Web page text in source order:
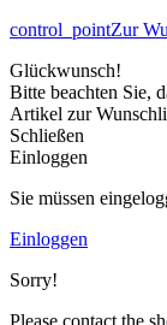
control_pointZur
Glückwunsch!
Bitte beachten Sie,
Artikel zur
Schließen
Einloggen
Sie müssen
Einloggen
Sorry!